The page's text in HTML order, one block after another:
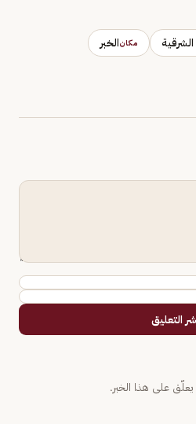
مكانالخبر
التعليق
على هذا الخبر.